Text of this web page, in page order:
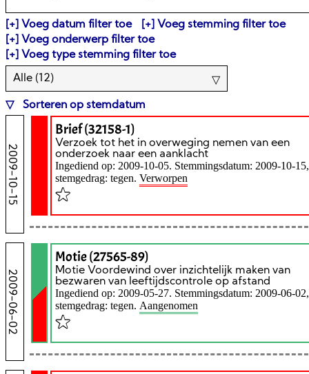
Voeg datum filter toe
Voeg stemming filter toe
Voeg onderwerp filter toe
Voeg type stemming filter toe
Alle (12)
Sorteren op stemdatum
2009-10-15
Brief (32158-1)
Verzoek tot het in overweging nemen van een
onderzoek naar een aanklacht
Ingediend op: 2009-10-05. Stemmingsdatum: 2009-10-15,
stemgedrag: tegen. Verworpen
2009-06-02
Motie (27565-89)
Motie Voordewind over inzichtelijk maken van
bezwaren van leeftijdscontrole op afstand
Ingediend op: 2009-05-27. Stemmingsdatum: 2009-06-02,
stemgedrag: tegen. Aangenomen